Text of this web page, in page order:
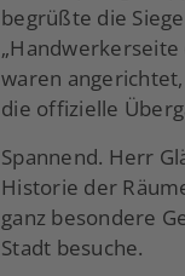
begrüßte die
„Handwerkerseite
waren
die offizielle
Spannend. Herr
Historie der
ganz besondere
Stadt besuche.